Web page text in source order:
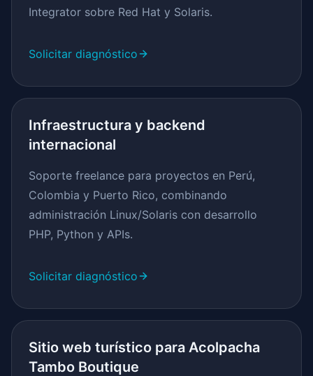
Integrator sobre Red Hat y Solaris.
Solicitar diagnóstico
Infraestructura y backend
internacional
Soporte freelance para proyectos en Perú,
Colombia y Puerto Rico, combinando
administración Linux/Solaris con desarrollo
PHP, Python y APIs.
Solicitar diagnóstico
Sitio web turístico para Acolpacha
Tambo Boutique